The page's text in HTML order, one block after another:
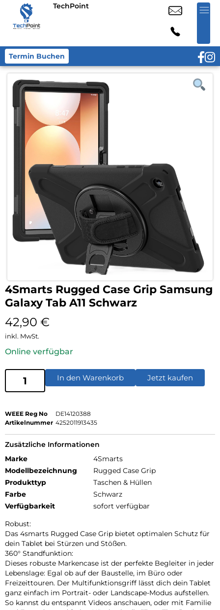
TechPoint
Termin Buchen
4Smarts Rugged Case Grip Samsung
Galaxy Tab A11 Schwarz
42,90 €
inkl. MwSt.
Online verfügbar
In den Warenkorb Jetzt kaufen
WEEE Reg No
DE14120388
Artikelnummer 4252011913435
Zusätzliche Informationen
Marke
4Smarts
Modellbezeichnung
Rugged Case Grip
Produkttyp
Taschen & Hüllen
Farbe
Schwarz
Verfügbarkeit
sofort verfügbar
Robust:
Das 4smarts Rugged Case Grip bietet optimalen Schutz für
dein Tablet bei Stürzen und Stößen.
360° Standfunktion:
Dieses robuste Markencase ist der perfekte Begleiter in jeder
Lebenslage: Egal ob auf der Baustelle, im Büro oder
Freizeittouren. Der Multifunktionsgriff lässt dich dein Tablet
ganz einfach im Portrait- oder Landscape-Modus aufstellen.
So kannst du entspannt Videos anschauen, oder mit Familie